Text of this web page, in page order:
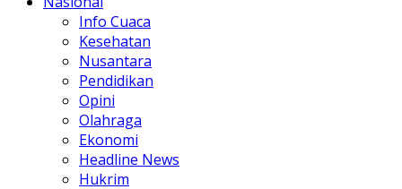
Info Cuaca
Kesehatan
Nusantara
Pendidikan
Opini
Olahraga
Ekonomi
Headline News
Hukrim